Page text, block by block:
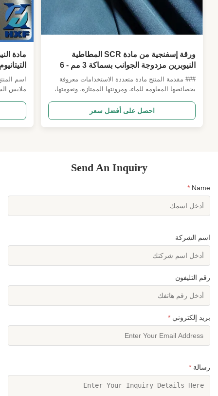
ورقة إسفنجية من مادة SCR المطاطية
النيوبرين مزدوجة الجوانب بسماكة 3 مم - 6
مم
### مقدمة المنتج مادة متعددة الاستخدامات معروفة
بخصائصها المقاومة للماء، ومرونتها الممتازة، ونعومتها،
التطبيقات بما في ذلك بدلات الغوص، وبدلات ركوب
الأمواج، وأحذية الصيد، والقفازات، والإكسسوارات.
مناسبة أيضًا لإكسسوارات الحماية الرياضية والطبية. ---
احصل على أفضل سعر
في
ملابس
وبطانات
الأداء.
Send An Inquiry
Name
*
اسم الشركة
رقم التليفون
بريد إلكتروني *
رسالة *